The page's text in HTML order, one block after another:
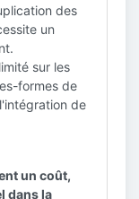
des
un
sur les
formes de
de
un coût,
dans la